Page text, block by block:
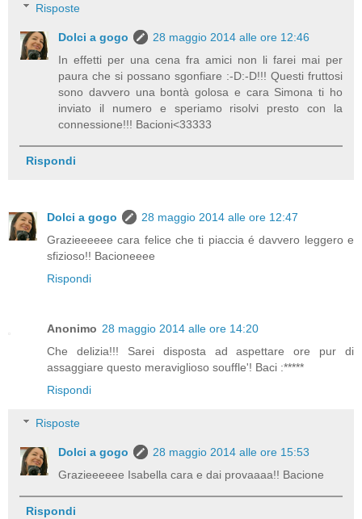
Risposte
Dolci a gogo
28 maggio 2014 alle ore 12:46
In effetti per una cena fra amici non li farei mai per
paura che si possano sgonfiare :-D:-D!!! Questi fruttosi
sono davvero una bontà golosa e cara Simona ti ho
inviato il numero e speriamo risolvi presto con la
connessione!!! Bacioni<33333
Rispondi
Dolci a gogo
28 maggio 2014 alle ore 12:47
Grazieeeeee cara felice che ti piaccia é davvero leggero e
sfizioso!! Bacioneeee
Rispondi
Anonimo 28 maggio 2014 alle ore 14:20
Che delizia!!! Sarei disposta ad aspettare ore pur di
assaggiare questo meraviglioso souffle'! Baci :*****
Rispondi
Risposte
Dolci a gogo
28 maggio 2014 alle ore 15:53
Grazieeeeee Isabella cara e dai provaaaa!! Bacione
Rispondi